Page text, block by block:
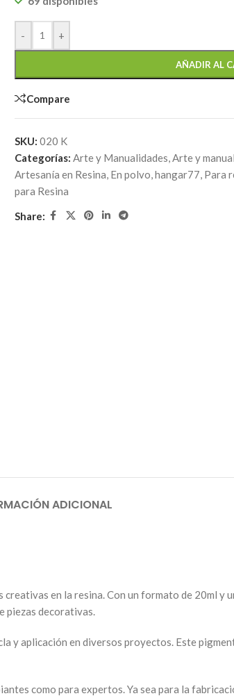
- +
AÑADIR AL
Compare
SKU: 020 K
Categorías: Arte y Manualidades,Arte y
Artesanía en Resina, En polvo,hangar77, Para
para Resina
Share:
ADICIONAL
en la resina. Con un formato de 20ml y
piezas decorativas.
y aplicación en diversos proyectos. Este
como para expertos. Ya sea para la